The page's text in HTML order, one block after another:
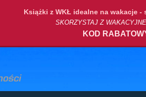
Książki z WKŁ idealne na wakacje -
SKORZYSTAJ Z
KOD